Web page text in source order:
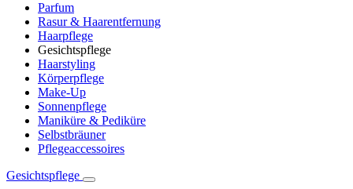
Parfum
Rasur & Haarentfernung
Haarpflege
Gesichtspflege
Haarstyling
Körperpflege
Make-Up
Sonnenpflege
Maniküre & Pediküre
Selbstbräuner
Pflegeaccessoires
Gesichtspflege